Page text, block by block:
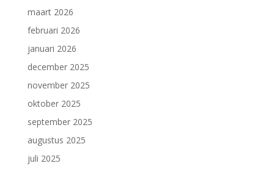
maart 2026
februari 2026
januari 2026
december 2025
november 2025
oktober 2025
september 2025
augustus 2025
juli 2025